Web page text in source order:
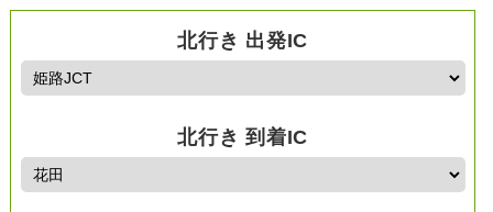
北行き 出発IC
北行き 到着IC